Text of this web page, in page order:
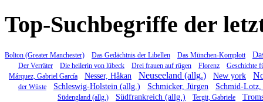
Top-Suchbegriffe der
Bolton (Greater Manchester) Das Gedächtnis der Libellen Das München-Komplott
Der Verräter Die heilerin von lübeck Drei frauen auf rügen Florenz
Geschichte
Márquez, Gabriel García
Nesser, Håkan Neuseeland (allg.) New york
der Wüste Schleswig-Holstein (allg.) Schmicker, Jürgen Schmid-Lotz,
Südengland (allg.) Südfrankreich (allg.) Tergit, Gabriele